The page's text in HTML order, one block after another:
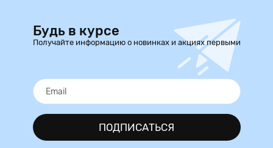
Будь в курсе
Получайте информацию о новинках и акциях первыми
ПОДПИСАТЬСЯ